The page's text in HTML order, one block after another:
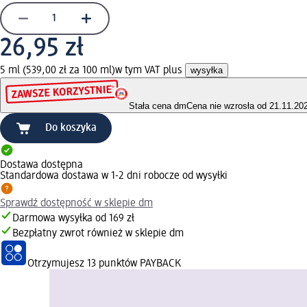
26,95 zł
5 ml (539,00 zł za 100 ml)w tym VAT plus wysyłka
Stała cena dmCena nie wzrosła od
Do koszyka
Dostawa dostępna
Standardowa dostawa w 1-2 dni robocze od wysyłki
Sprawdź dostępność w sklepie dm
Darmowa wysyłka od 169 zł
Bezpłatny zwrot również w sklepie dm
Otrzymujesz 13 punktów PAYBACK